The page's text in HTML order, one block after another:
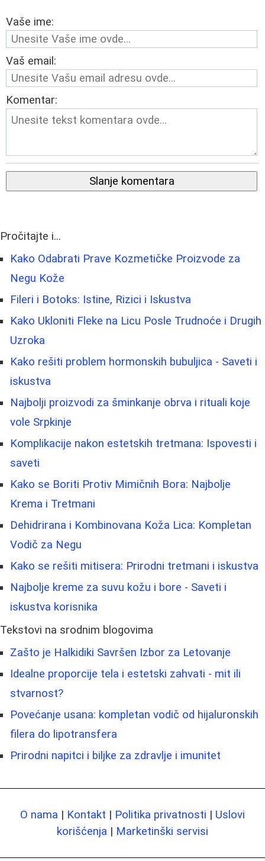
Vaše ime:
Vaš email:
Komentar:
Slanje komentara
Pročitajte i...
Kako Odabrati Prave Kozmetičke Proizvode za
Negu Kože
Fileri i Botoks: Istine, Rizici i Iskustva
Kako Ukloniti Fleke na Licu Posle Trudnoće i Drugih
Uzroka
Kako rešiti problem hormonskih bubuljica - Saveti i
iskustva
Najbolji proizvodi za šminkanje obrva i rituali koje
vole Srpkinje
Komplikacije nakon estetskih tretmana: Ispovesti i
saveti
Kako se Boriti Protiv Mimičnih Bora: Najbolje
Krema i Tretmani
Dehidrirana i Kombinovana Koža Lica: Kompletan
Vodič za Negu
Kako se rešiti mitisera: Prirodni tretmani i iskustva
Najbolje kreme za suvu kožu i bore - Saveti i
iskustva korisnika
Tekstovi na srodnim blogovima
Zašto je Halkidiki Savršen Izbor za Letovanje
Idealne proporcije tela i estetski zahvati - mit ili
stvarnost?
Povećanje usana: kompletan vodič od hijaluronskih
filera do lipotransfera
Prirodni napitci i biljke za zdravlje i imunitet
O nama | Kontakt | Politika privatnosti | Uslovi
korišćenja | Marketinški servisi